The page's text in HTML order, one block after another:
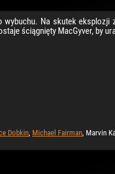
Na skutek
ściągnięty MacGyver, by
Dobkin, Michael Fairman, Marvin